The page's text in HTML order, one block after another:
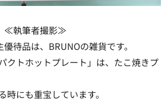
≪執筆者撮影≫
待品は、BRUNOの雑貨です。
クトホットプレート」は、たこ焼きプ
時にも重宝しています。